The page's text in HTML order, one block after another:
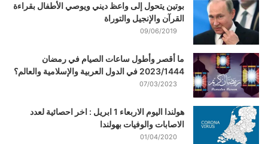
بوتين يتحول إلى واعظ ديني ويوصي الأطفال بقراءة
القرآن والإنجيل والتوراة
09/06/2019
ما أقصر وأطول ساعات الصيام في رمضان
2023/1444 في الدول العربية والإسلامية والعالم؟
07/03/2023
هولندا اليوم الاربعاء 1 ابريل : اخر احصائية لعدد
الاصابات والوفيات بهولندا
01/04/2020